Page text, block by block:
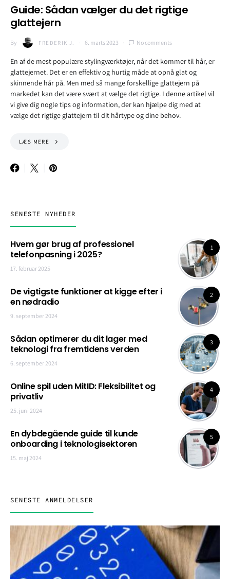
Guide: Sådan vælger du det rigtige
glattejern
By FREDERIK J. 6. marts 2023 No comments
En af de mest populære stylingværktøjer, når det kommer til hår, er
glattejernet. Det er en effektiv og hurtig måde at opnå glat og
skinnende hår på. Men med så mange forskellige glattejern på
markedet kan det være svært at vælge det rigtige. I denne artikel vil
vi give dig nogle tips og information, der kan hjælpe dig med at
vælge det rigtige glattejern til dit hårtype og dine behov.
LÆS MERE
SENESTE NYHEDER
1
Hvem gør brug af professionel
telefonpasning i 2025?
17. februar 2025
2
De vigtigste funktioner at kigge efter i
en nødradio
9. september 2024
3
Sådan optimerer du dit lager med
teknologi fra fremtidens verden
6. september 2024
4
Online spil uden MitID: Fleksibilitet og
privatliv
25. juni 2024
5
En dybdegående guide til kunde
onboarding i teknologisektoren
15. maj 2024
SENESTE ANMELDELSER